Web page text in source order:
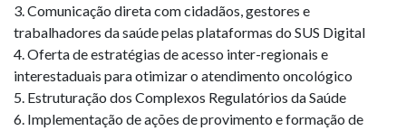
3. Comunicação direta com cidadãos, gestores e
trabalhadores da saúde pelas plataformas do SUS Digital
4. Oferta de estratégias de acesso inter-regionais e
interestaduais para otimizar o atendimento oncológico
5. Estruturação dos Complexos Regulatórios da Saúde
6. Implementação de ações de provimento e formação de